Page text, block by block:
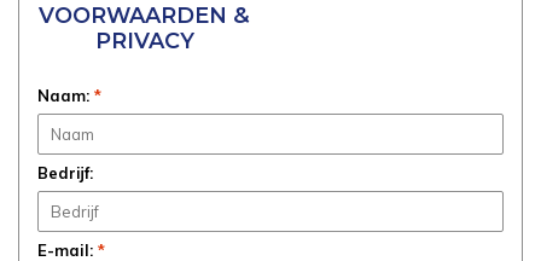
VOORWAARDEN &
PRIVACY
Naam: *
Bedrijf:
E-mail: *